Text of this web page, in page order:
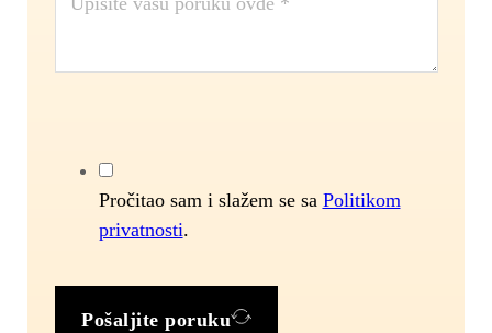
Pročitao sam i slažem se sa Politikom
privatnosti.
Pošaljite poruku